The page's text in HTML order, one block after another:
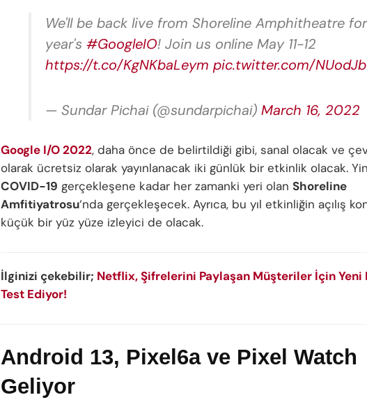
We'll be back live from Shoreline Amphitheatre
year's #GoogleIO! Join us online May 11-12
https://t.co/KgNKbaLeym pic.twitter.com/
— Sundar Pichai (@sundarpichai) March 16, 2022
Google I/O 2022, daha önce de belirtildiği gibi, sanal olacak ve
olarak ücretsiz olarak yayınlanacak iki günlük bir etkinlik olacak.
COVID-19 gerçekleşene kadar her zamanki yeri olan Shoreline
Amfitiyatrosu‘nda gerçekleşecek. Ayrıca, bu yıl etkinliğin açılış
küçük bir yüz yüze izleyici de olacak.
İlginizi çekebilir; Netflix, Şifrelerini Paylaşan Müşteriler İçin Yeni
Test Ediyor!
Android 13, Pixel6a ve Pixel Watch
Geliyor